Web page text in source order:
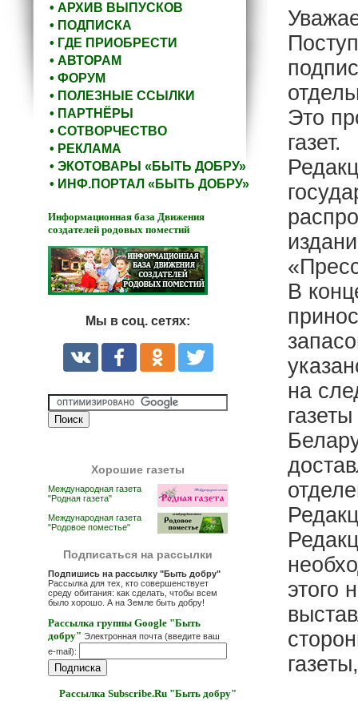
• АРХИВ ВЫПУСКОВ
• ПОДПИСКА
• ГДЕ ПРИОБРЕСТИ
• АВТОРАМ
• ФОРУМ
• ПОЛЕЗНЫЕ ССЫЛКИ
• ПАРТНЁРЫ
• СОТВОРЧЕСТВО
• РЕКЛАМА
• ЭКОТОВАРЫ «БЫТЬ ДОБРУ»
• ИНФ.ПОРТАЛ «БЫТЬ ДОБРУ»
Информационная база Движения
создателей родовых поместий
Мы в соц. сетях:
Хорошие газеты
Международная газета
"Родная газета"
Международная газета
"Родовое поместье"
Подписаться на рассылки
Подпишись на рассылку "Быть добру"
Рассылка для тех, кто совершенствует
среду обитания: как сделать, чтобы всем
было хорошо. А на Земле быть добру!
Рассылка группы Google "Быть
добру" Электронная почта (введите ваш
e-mail):
Рассылка Subscribe.Ru "Быть добру"
Это
газет.
В
на
этого